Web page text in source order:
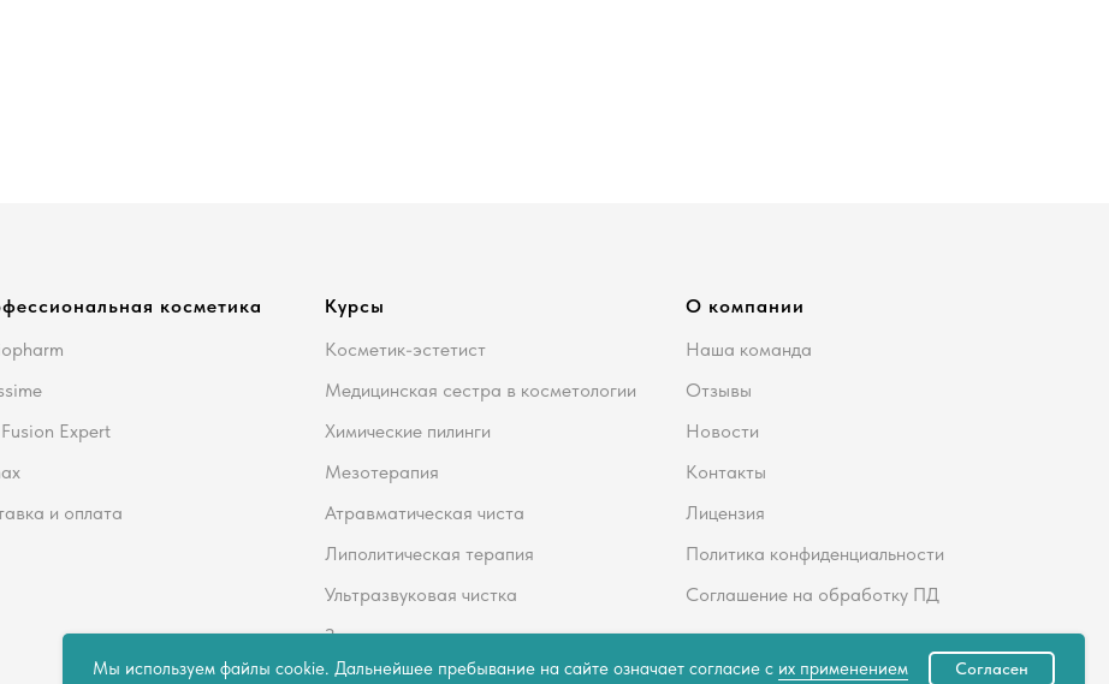
косметика
Expert
и оплата
Курсы
Косметик-эстетист
Медицинская сестра в косметологии
Химические пилинги
Мезотерапия
Атравматическая чиста
Липолитическая терапия
Ультразвуковая чистка
Здоровье кожи
О компании
Наша команда
Отзывы
Новости
Контакты
Лицензия
Политика конфиденциальности
Соглашение на обработку ПД
Мы используем файлы cookie. Дальнейшее пребывание на сайте означает согласие с их применением Согласен